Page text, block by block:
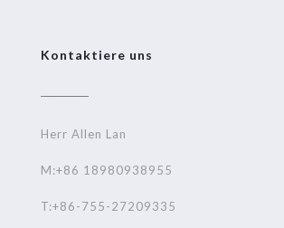
Kontaktiere uns
Herr Allen Lan
M:+86 18980938955
T:+86-755-27209335